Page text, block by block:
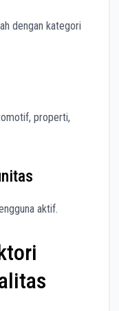
dengan kategori
properti,
aktif.